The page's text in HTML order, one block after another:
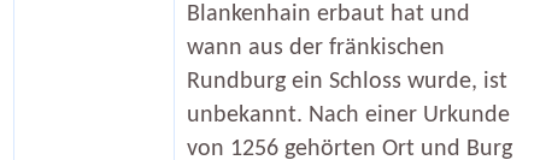
Blankenhain erbaut hat und
wann aus der fränkischen
Rundburg ein Schloss wurde, ist
unbekannt. Nach einer Urkunde
von 1256 gehörten Ort und Burg